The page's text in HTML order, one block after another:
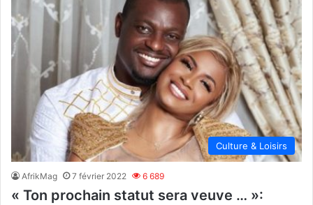
Culture & Loisirs
AfrikMag 7 février 2022 6 689
« Ton prochain statut sera veuve … »: